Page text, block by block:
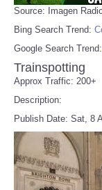
Source: Imagen
Bing Search Trend:
Google Search Trend:
Trainspotting
Approx Traffic: 200+
Description:
Publish Date: Sat, 8